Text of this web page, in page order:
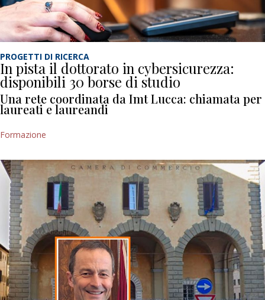
PROGETTI DI RICERCA
In pista il dottorato in cybersicurezza:
disponibili 30 borse di studio
Una rete coordinata da Imt Lucca: chiamata per
laureati e laureandi
Formazione